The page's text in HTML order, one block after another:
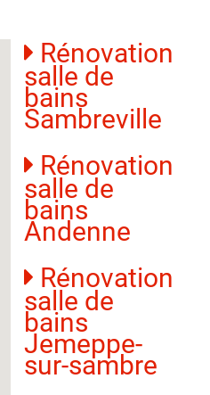
Rénovation
salle de
bains
Sambreville
Rénovation
salle de
bains
Andenne
Rénovation
salle de
bains
Jemeppe-
sur-sambre